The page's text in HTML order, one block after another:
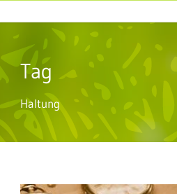
Tag
Haltung